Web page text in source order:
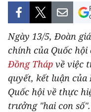
XÃ HỘI
DU LỊCH
THẾ GIỚI
THỂ THAO
Ngày 13/5, Đoàn
chính của Quốc
Đồng Tháp về việc
quyết, kết luận của
Quốc hội về thực
trưởng "hai con số".